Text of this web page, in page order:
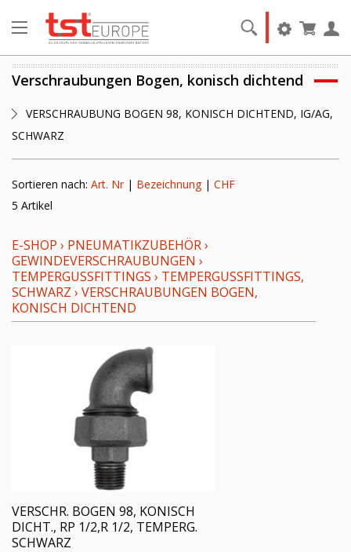
Verschraubungen Bogen, konisch dichtend
VERSCHRAUBUNG BOGEN 98, KONISCH DICHTEND, IG/AG,
SCHWARZ
Sortieren nach: Art. Nr| Bezeichnung| CHF
5 Artikel
E-SHOP › PNEUMATIKZUBEHÖR›
GEWINDEVERSCHRAUBUNGEN ›
TEMPERGUSSFITTINGS › TEMPERGUSSFITTINGS,
SCHWARZ › VERSCHRAUBUNGEN BOGEN,
KONISCH DICHTEND
VERSCHR. BOGEN 98, KONISCH
DICHT., RP 1/2,R 1/2, TEMPERG.
SCHWARZ